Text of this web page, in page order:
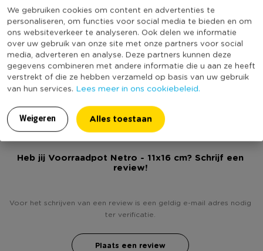
We gebruiken cookies om content en advertenties te
personaliseren, om functies voor social media te bieden en om
ons websiteverkeer te analyseren. Ook delen we informatie
over uw gebruik van onze site met onze partners voor social
media, adverteren en analyse. Deze partners kunnen deze
gegevens combineren met andere informatie die u aan ze heeft
verstrekt of die ze hebben verzameld op basis van uw gebruik
van hun services. Lees meer in ons cookiebeleid.
Weigeren Alles toestaan
• Voorraadpot groot Netro
• Mooi en vrolijk design
• Geschikt voor vaatwasser en magnetron
Minimale bestelhoeveelheid
5
Vorm
Rond
Met print
Ja
Vaatwasmachine bestendig
Ja
Duurzaamheidsscore
(Nog) geen score
Heb jij Voorraadpot Netro - 11x16 cm? Schrijf een
review!
Voor het schrijven van een review is een geldig e-mail adres nodig
ter verificatie.
Plaats een review